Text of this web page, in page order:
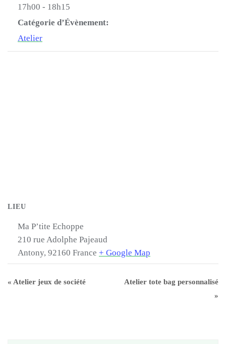
17h00 - 18h15
Catégorie d’Évènement:
Atelier
LIEU
Ma P’tite Echoppe
210 rue Adolphe Pajeaud
Antony, 92160 France + Google Map
« Atelier jeux de société
Atelier tote bag personnalisé
»